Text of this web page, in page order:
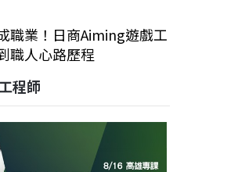
職業！日商Aiming遊戲工
職人心路歷程
程師